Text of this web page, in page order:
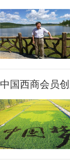
中国西商会员